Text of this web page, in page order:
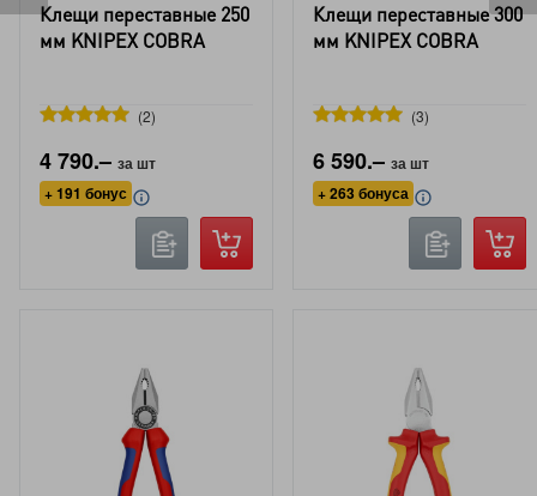
Клещи переставные 250
мм KNIPEX COBRA
2
4 790.– за шт
+ 191 бонус
Клещи переставные 300
мм KNIPEX COBRA
3
6 590.– за шт
+ 263 бонуса